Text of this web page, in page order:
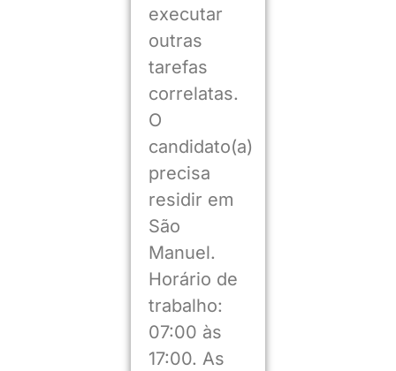
executar
outras
tarefas
correlatas.
O
candidato(a)
precisa
residir em
São
Manuel.
Horário de
trabalho:
07:00 às
17:00. As